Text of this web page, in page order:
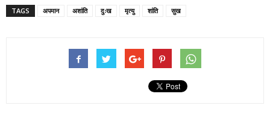
TAGS अपमान अशांति दुःख मृत्‍यु शांति सुख